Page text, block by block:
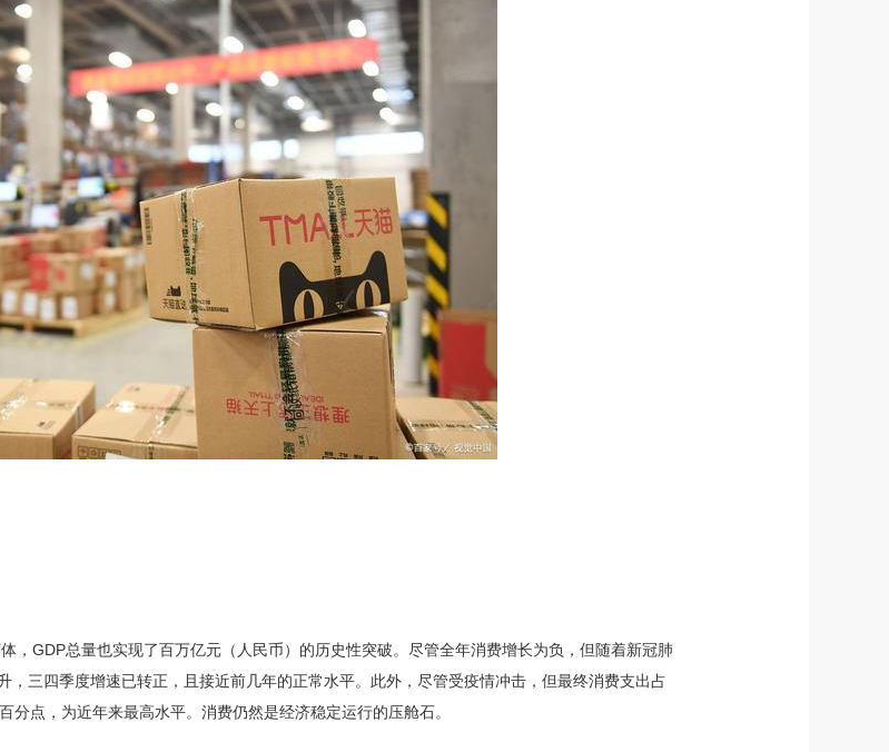
，GDP总量也实现了百万亿元（人民币）的历史性突破。尽管全年消费增长为负，但随着新冠肺
三四季度增速已转正，且接近前几年的正常水平。此外，尽管受疫情冲击，但最终消费支出占
点，为近年来最高水平。消费仍然是经济稳定运行的压舱石。